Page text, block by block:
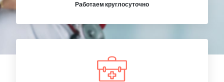
Работаем круглосуточно